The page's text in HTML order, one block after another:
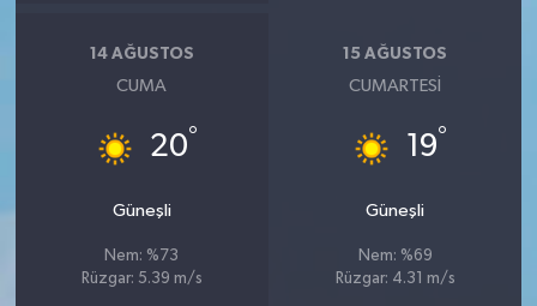
14 AĞUSTOS
CUMA
20°
Güneşli
Nem: %73
Rüzgar: 5.39 m/s
15 AĞUSTOS
CUMARTESI
19°
Güneşli
Nem: %69
Rüzgar: 4.31 m/s